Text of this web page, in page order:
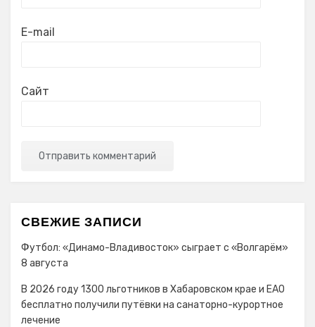
E-mail
Сайт
СВЕЖИЕ ЗАПИСИ
Футбол: «Динамо-Владивосток» сыграет с «Волгарём»
8 августа
В 2026 году 1300 льготников в Хабаровском крае и ЕАО
бесплатно получили путёвки на санаторно-курортное
лечение